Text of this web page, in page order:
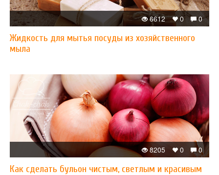
0
0
6612
Жидкость для мытья посуды из хозяйственного
мыла
0
0
8205
Как сделать бульон чистым, светлым и красивым